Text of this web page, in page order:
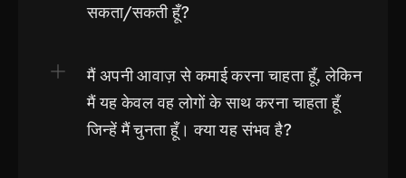
सकता/सकती हूँ?
मैं अपनी आवाज़ से कमाई करना चाहता हूँ, लेकिन
मैं यह केवल वह लोगों के साथ करना चाहता हूँ
जिन्हें मैं चुनता हूँ। क्या यह संभव है?